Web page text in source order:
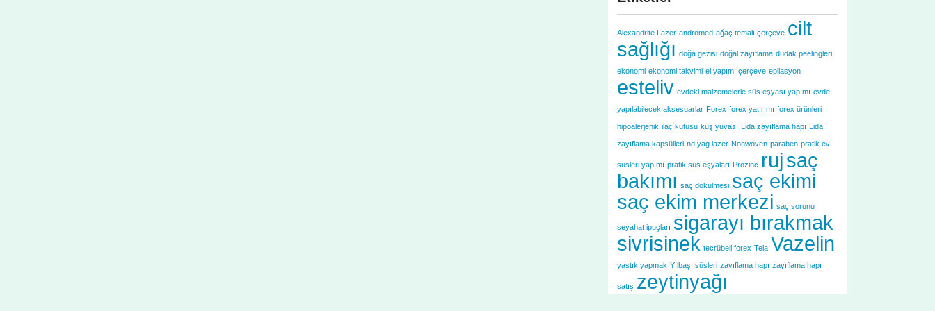
Alexandrite Lazer andromed ağaç temalı çerçeve cilt
sağlığı doğa gezisi doğal zayıflama dudak peelingleri
ekonomi ekonomi takvimi el yapımı çerçeve epilasyon
esteliv evdeki malzemelerle süs eşyası yapımı evde
yapılabilecek aksesuarlar Forex forex yatırımı forex ürünleri
hipoalerjenik ilaç kutusu kuş yuvası Lida zayıflama hapı Lida
zayıflama kapsülleri nd yag lazer Nonwoven paraben pratik ev
süsleri yapımı pratik süs eşyaları Prozinc rujsaç
bakımı saç dökülmesi saç ekimi
saç ekim merkezi saç sorunu
seyahat ipuçları sigarayı bırakmak
sivrisinek tecrübeli forex Tela Vazelin
yastık yapmak Yılbaşı süsleri zayıflama hapı zayıflama hapı
satış zeytinyağı